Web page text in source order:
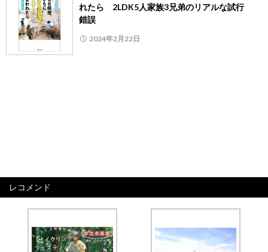
れたら 2LDK5人家族3兄弟のリアルな試行
錯誤
2024年2月22日
レコメンド